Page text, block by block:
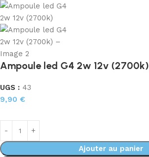
Ampoule led G4 2w 12v (2700k)
UGS : 43
9,90 €
Ajouter au panier